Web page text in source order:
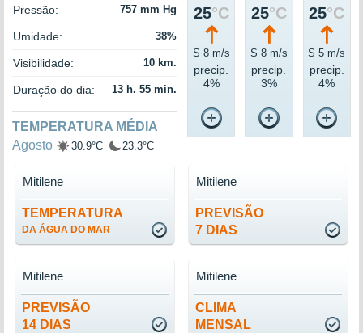
Pressão: 757 mm Hg
Umidade: 38%
Visibilidade: 10 km.
Duração do dia: 13 h. 55 min.
TEMPERATURA MÉDIA
Agosto
30.9°C 23.3°C
25°C
S 8 m/s
precip.
4%
25°C
S 8 m/s
precip.
3%
25°C
S 5 m/s
precip.
4%
TEMPERATURA
DA ÁGUA DO MAR
Mitilene
PREVISÃO
7 DIAS
Mitilene
PREVISÃO
14 DIAS
Mitilene
CLIMA
MENSAL
Mitilene